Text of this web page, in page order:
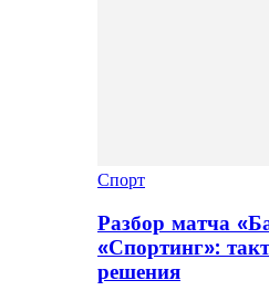
Спорт
Разбор матча
«Спортинг»:
решения